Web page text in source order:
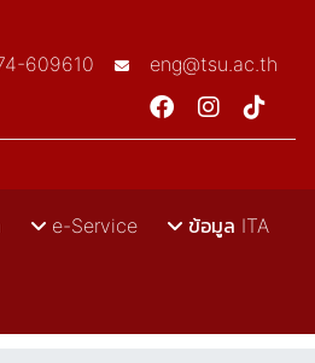
609610 eng@tsu.ac.th
e-Service ข้อมูล ITA